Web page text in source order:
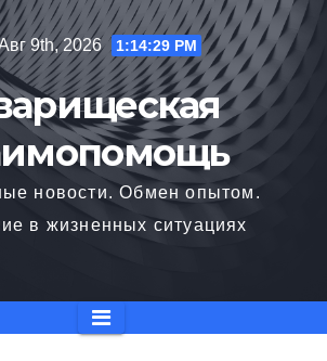
9th, 2026 1:14:30 PM
новости. Обмен опытом.
в жизненных ситуациях